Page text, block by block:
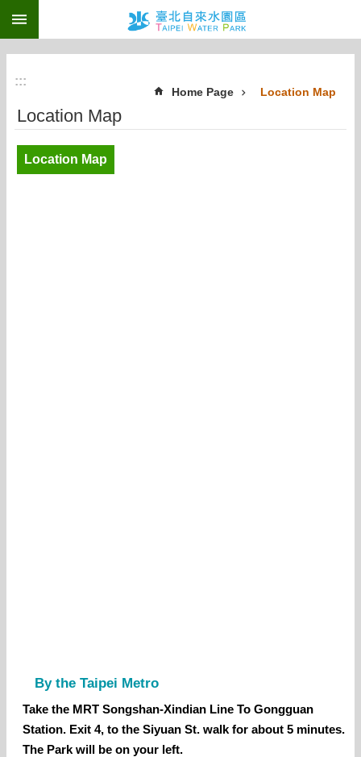
Jump to the content zone at the center
:::
Home Page Location Map
Location Map
Location Map
By the Taipei Metro
Take the MRT Songshan-Xindian Line To Gongguan
Station. Exit 4, to the Siyuan St. walk for about 5 minutes.
The Park will be on your left.